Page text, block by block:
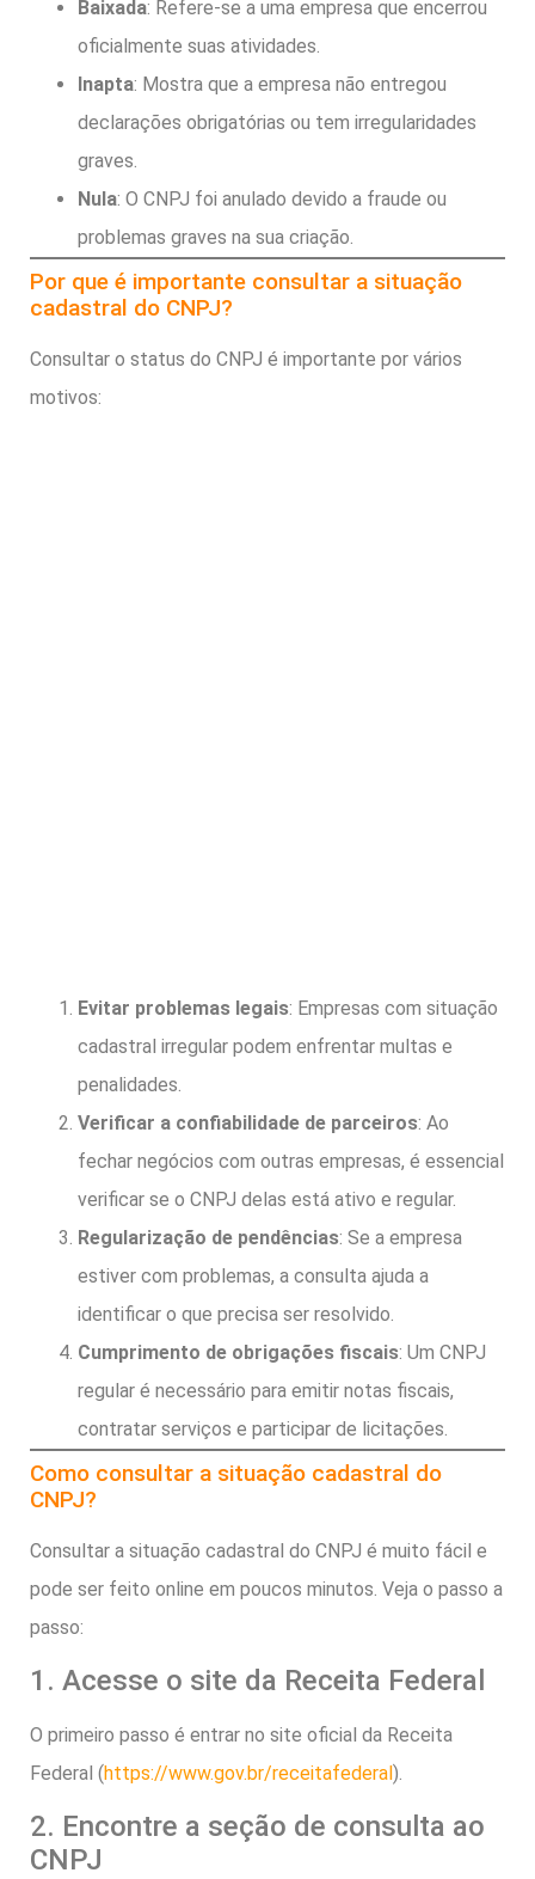
Baixada: Refere-se a uma empresa que encerrou
oficialmente suas atividades.
Inapta: Mostra que a empresa não entregou
declarações obrigatórias ou tem irregularidades
graves.
Nula: O CNPJ foi anulado devido a fraude ou
problemas graves na sua criação.
Por que é importante consultar a situação
cadastral do CNPJ?
Consultar o status do CNPJ é importante por vários
motivos:
Evitar problemas legais: Empresas com situação
cadastral irregular podem enfrentar multas e
penalidades.
Verificar a confiabilidade de parceiros: Ao
fechar negócios com outras empresas, é essencial
verificar se o CNPJ delas está ativo e regular.
Regularização de pendências: Se a empresa
estiver com problemas, a consulta ajuda a
identificar o que precisa ser resolvido.
Cumprimento de obrigações fiscais: Um CNPJ
regular é necessário para emitir notas fiscais,
contratar serviços e participar de licitações.
Como consultar a situação cadastral do
CNPJ?
Consultar a situação cadastral do CNPJ é muito fácil e
pode ser feito online em poucos minutos. Veja o passo a
passo:
1. Acesse o site da Receita Federal
O primeiro passo é entrar no site oficial da Receita
Federal (https://www.gov.br/receitafederal).
2. Encontre a seção de consulta ao
CNPJ